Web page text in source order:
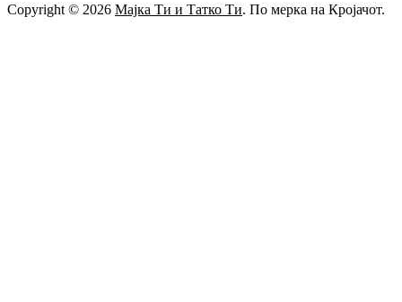
Copyright © 2026 Мајка Ти и Татко Ти. По мерка на Кројачот.